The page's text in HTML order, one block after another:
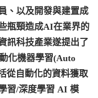
、以及開發與建置成
瓶頸造成AI在業界的
訊科技產業遂提出了
化機器學習(Auto
從自動化的資料獲取
習/深度學習 AI 模